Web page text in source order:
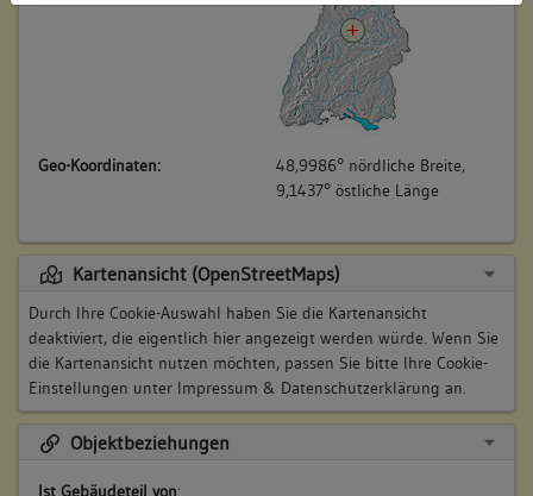
Geo-Koordinaten:
48,9986° nördliche Breite,
9,1437° östliche Länge
Kartenansicht (OpenStreetMaps)
Durch Ihre Cookie-Auswahl haben Sie die Kartenansicht
deaktiviert, die eigentlich hier angezeigt werden würde. Wenn Sie
die Kartenansicht nutzen möchten, passen Sie bitte Ihre Cookie-
Einstellungen unter Impressum & Datenschutzerklärung an.
Objektbeziehungen
Ist Gebäudeteil von: